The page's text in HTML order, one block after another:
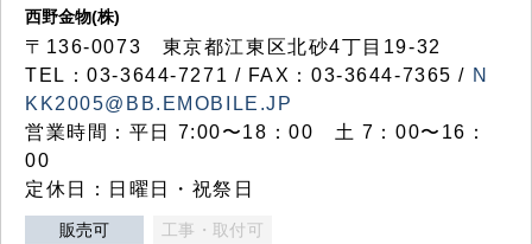
西野金物(株)
〒136-0073 東京都江東区北砂4丁目19-32
TEL：03‐3644‐7271 / FAX：03-3644-7365 / N
KK2005@BB.EMOBILE.JP
営業時間：平日 7:00〜18：00 土 7：00〜16：
00
定休日：日曜日・祝祭日
販売可 工事・取付可